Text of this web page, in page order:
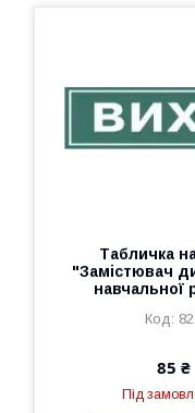
Табличка
"Замістювач
навчальної
85 ₴
Під